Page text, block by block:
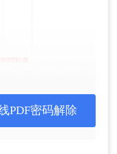
解密，等待解密
PDF密码解除